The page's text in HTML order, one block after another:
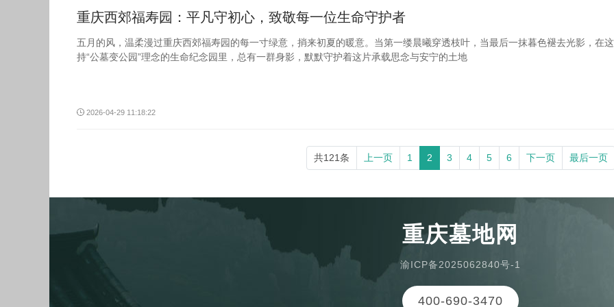
重庆西郊福寿园：平凡守初心，致敬每一位生命守护者
五月的风，温柔漫过重庆西郊福寿园的每一寸绿意，捎来初夏的暖意。当第一缕晨曦穿透枝叶，当最后一抹暮色褪去光影，在
持“公墓变公园”理念的生命纪念园里，总有一群身影，默默守护着这片承载思念与安宁的土地
2026-04-29 11:18:22
共121条 上一页 1 2 3 4 5 6 下一页 最后一页
重庆墓地网
渝ICP备2025062840号-1
400-690-3470